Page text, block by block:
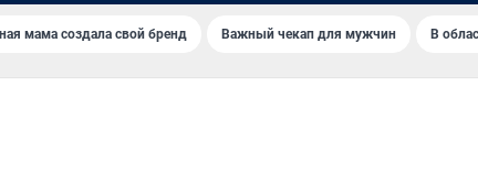
мама создала свой бренд Важный чекап для мужчин В